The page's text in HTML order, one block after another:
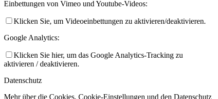
Einbettungen von Vimeo und Youtube-Videos:
Klicken Sie, um Videoeinbettungen zu aktivieren/deaktivieren.
Google Analytics:
Klicken Sie hier, um das Google Analytics-Tracking zu
aktivieren / deaktivieren.
Datenschutz
Mehr über die Cookies, Cookie-Einstellungen und den Datenschutz